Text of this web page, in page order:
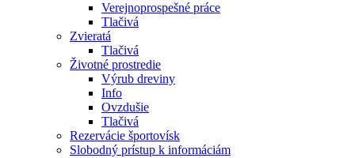
Verejnoprospešné práce
Tlačivá
Zvieratá
Tlačivá
Životné prostredie
Výrub dreviny
Info
Ovzdušie
Tlačivá
Rezervácie športovísk
Slobodný prístup k informáciám